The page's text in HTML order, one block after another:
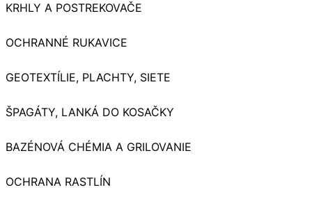
KRHLY A POSTREKOVAČE
OCHRANNÉ RUKAVICE
GEOTEXTÍLIE, PLACHTY, SIETE
ŠPAGÁTY, LANKÁ DO KOSAČKY
BAZÉNOVÁ CHÉMIA A GRILOVANIE
OCHRANA RASTLÍN